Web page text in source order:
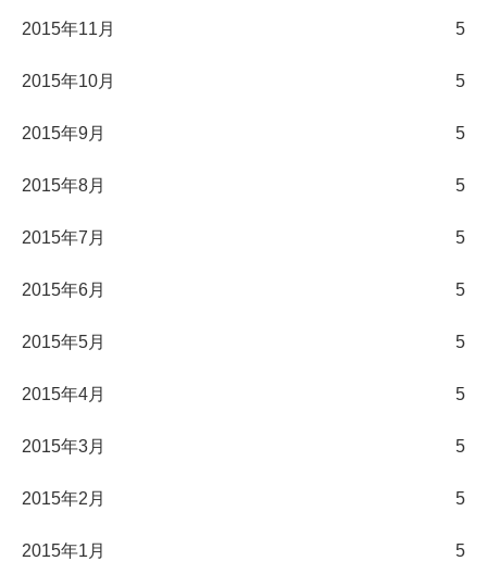
2015年11月 5
2015年10月 5
2015年9月 5
2015年8月 5
2015年7月 5
2015年6月 5
2015年5月 5
2015年4月 5
2015年3月 5
2015年2月 5
2015年1月 5